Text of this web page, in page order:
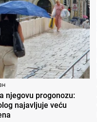
njegovu progonozu:
najavljuje veću